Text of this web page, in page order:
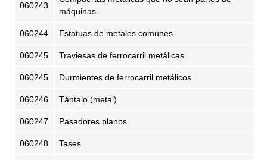
060243
máquinas
060244 Estatuas de metales comunes
060245 Traviesas de ferrocarril metálicas
060245 Durmientes de ferrocarril metálicos
060246 Tántalo (metal)
060247 Pasadores planos
060248 Tases